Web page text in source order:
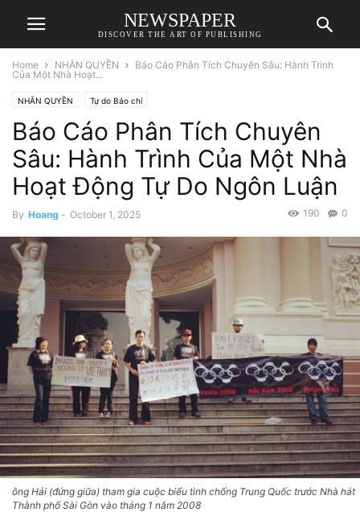
NEWSPAPER
DISCOVER THE ART OF PUBLISHING
Home NHÂN QUYỀN
Báo Cáo Phân Tích Chuyên Sâu: Hành Trình
Của Một Nhà Hoạt...
NHÂN QUYỀN Tự do Báo chí
Báo Cáo Phân Tích Chuyên
Sâu: Hành Trình Của Một Nhà
Hoạt Động Tự Do Ngôn Luận
By Hoang - October 1, 2025 0
190
ông Hải (đứng giữa) tham gia cuộc biểu tình chống Trung Quốc trước Nhà hát
Thành phố Sài Gòn vào tháng 1 năm 2008